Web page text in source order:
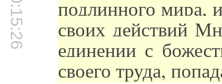
00:15:26 подлинного мира,
своих действий
единении с
своего труда,